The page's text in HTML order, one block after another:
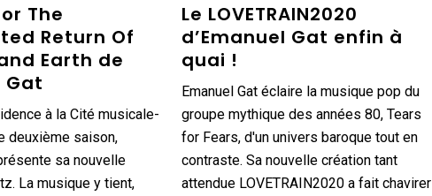
The
Return Of
Earth de
Gat
à la Cité musicale-
deuxième saison,
sa nouvelle
La musique y tient,
Le LOVETRAIN2020
d’Emanuel Gat enfin à
quai !
Emanuel Gat éclaire la musique pop du
groupe mythique des années 80, Tears
for Fears, d'un univers baroque tout en
contraste. Sa nouvelle création tant
attendue LOVETRAIN2020 a fait chavirer